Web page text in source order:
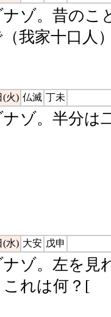
ゾ。昔のこ
我家十口人
(火) 仏滅 丁未
ゾ。半分は
(水) 大安 戊申
ゾ。左を見
これは何？[